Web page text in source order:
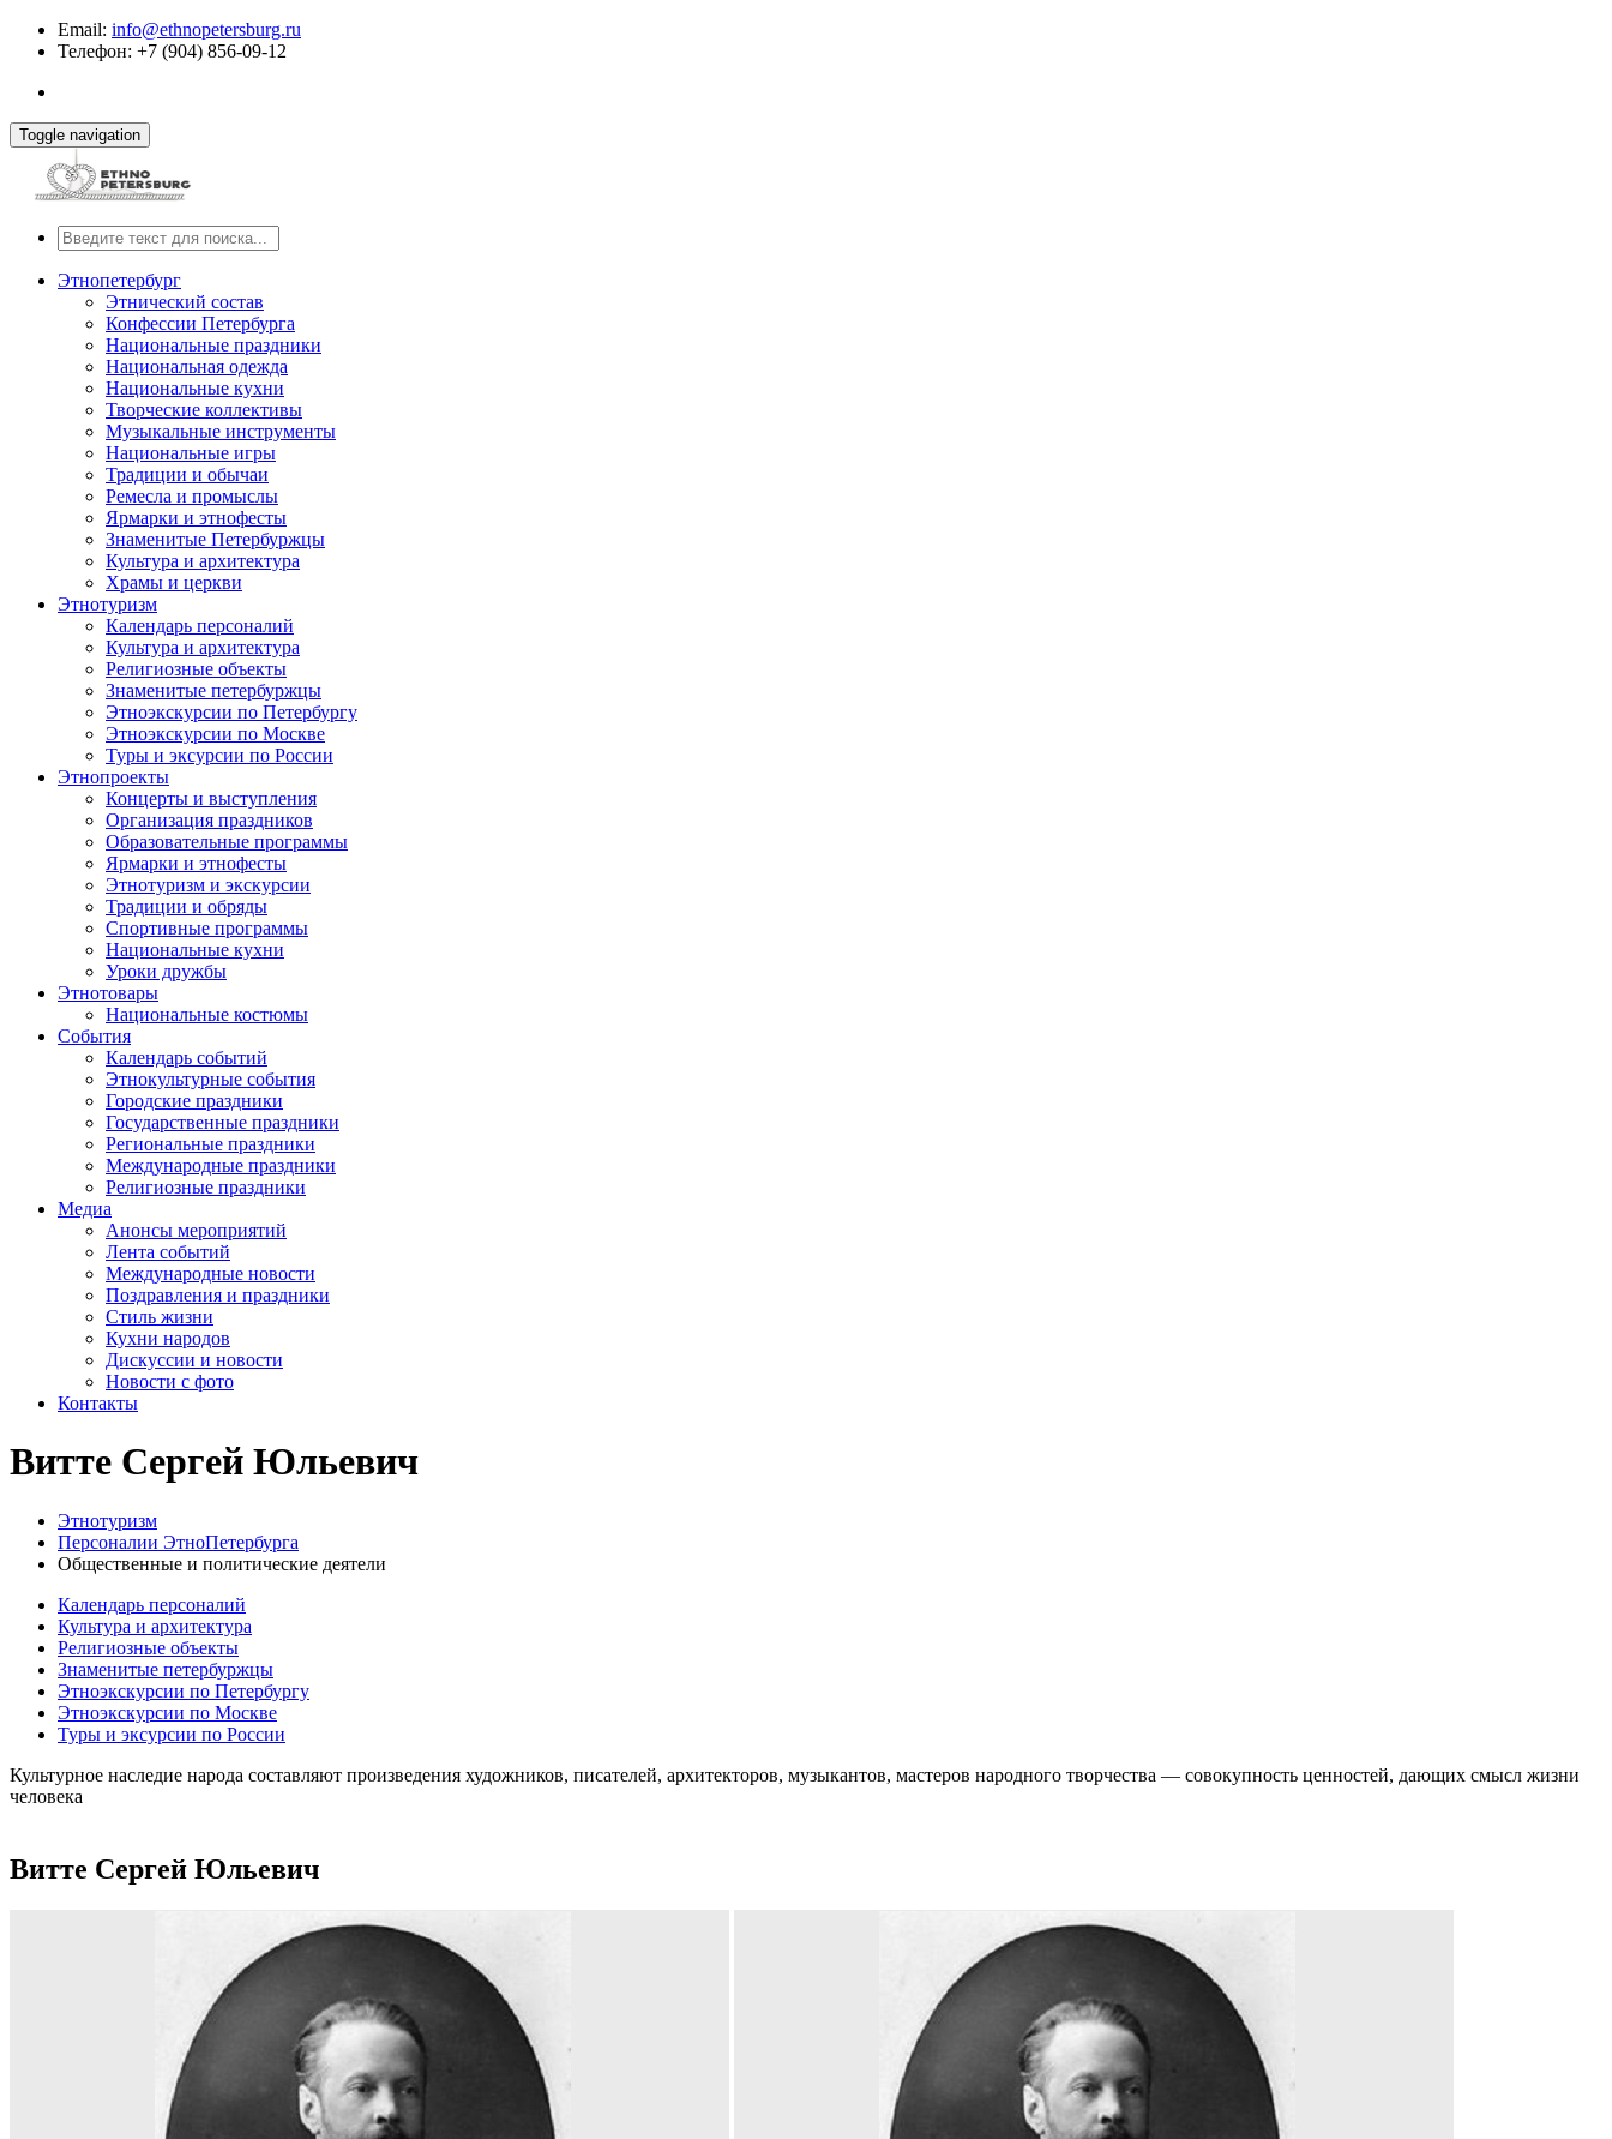
Email: info@ethnopetersburg.ru
Телефон: +7 (904) 856-09-12
Toggle navigation
Этнопетербург
Этнический состав
Конфессии Петербурга
Национальные праздники
Национальная одежда
Национальные кухни
Творческие коллективы
Музыкальные инструменты
Национальные игры
Традиции и обычаи
Ремесла и промыслы
Ярмарки и этнофесты
Знаменитые Петербуржцы
Культура и архитектура
Храмы и церкви
Этнотуризм
Календарь персоналий
Культура и архитектура
Религиозные объекты
Знаменитые петербуржцы
Этноэкскурсии по Петербургу
Этноэкскурсии по Москве
Туры и эксурсии по России
Этнопроекты
Концерты и выступления
Организация праздников
Образовательные программы
Ярмарки и этнофесты
Этнотуризм и экскурсии
Традиции и обряды
Спортивные программы
Национальные кухни
Уроки дружбы
Этнотовары
Национальные костюмы
События
Календарь событий
Этнокультурные события
Городские праздники
Государственные праздники
Региональные праздники
Международные праздники
Религиозные праздники
Медиа
Анонсы мероприятий
Лента событий
Международные новости
Поздравления и праздники
Cтиль жизни
Кухни народов
Дискуссии и новости
Новости с фото
Контакты
Витте Сергей Юльевич
Этнотуризм
Персоналии ЭтноПетербурга
Общественные и политические деятели
Календарь персоналий
Культура и архитектура
Религиозные объекты
Знаменитые петербуржцы
Этноэкскурсии по Петербургу
Этноэкскурсии по Москве
Туры и эксурсии по России
Культурное наследие народа составляют произведения художников, писателей, архитекторов, музыкантов, мастеров народного творчества ― совокупность ценностей, дающих смысл жизни
человека
Витте Сергей Юльевич